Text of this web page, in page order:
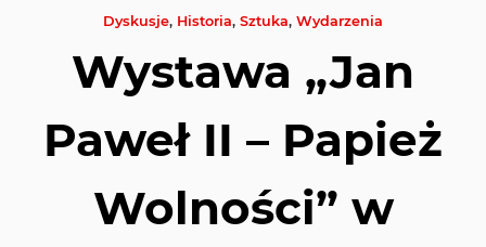
Dyskusje, Historia, Sztuka, Wydarzenia
Wystawa „Jan
Paweł II – Papież
Wolności” w